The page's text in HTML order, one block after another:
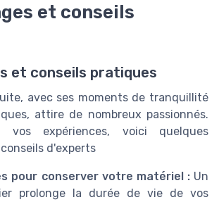
et conseils
et conseils pratiques
avec ses moments de tranquillité
attire de nombreux passionnés.
vos expériences, voici quelques
d'experts
pour conserver votre matériel :Un
prolonge la durée de vie de vos